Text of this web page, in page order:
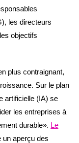
les directeurs
objectifs
plus contraignant,
Sur le plan
artificielle (IA) se
les entreprises à
durable». Le
un aperçu des